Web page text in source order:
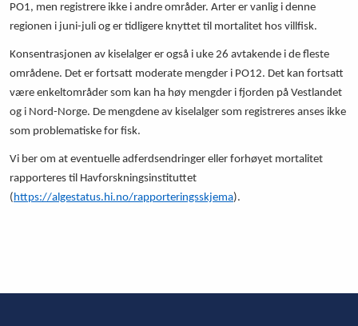
PO1, men registrere ikke i andre områder. Arter er vanlig i denne
regionen i juni-juli og er tidligere knyttet til mortalitet hos villfisk.
Konsentrasjonen av kiselalger er også i uke 26 avtakende i de fleste
områdene. Det er fortsatt moderate mengder i PO12. Det kan fortsatt
være enkeltområder som kan ha høy mengder i fjorden på Vestlandet
og i Nord-Norge. De mengdene av kiselalger som registreres anses ikke
som problematiske for fisk.
Vi ber om at eventuelle adferdsendringer eller forhøyet mortalitet
rapporteres til Havforskningsinstituttet
( https://algestatus.hi.no/rapporteringsskjema).